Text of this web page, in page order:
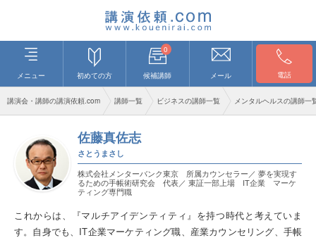
メニュー 初めての方
0
候補講師 メール 電話
講演会・講師の講演依頼.com 講師一覧 ビジネスの講師一覧 メンタルヘルスの講師一
佐藤真佐志
さとうまさし
株式会社メンターバンク東京 所属カウンセラー／ 夢を実現す
るための手帳術研究会 代表／ 東証一部上場 IT企業 マーケ
ティング専門職
これからは、『マルチアイデンティティ』を持つ時代と考えていま
す。自身でも、IT企業マーケティング職、産業カウンセリング、手帳